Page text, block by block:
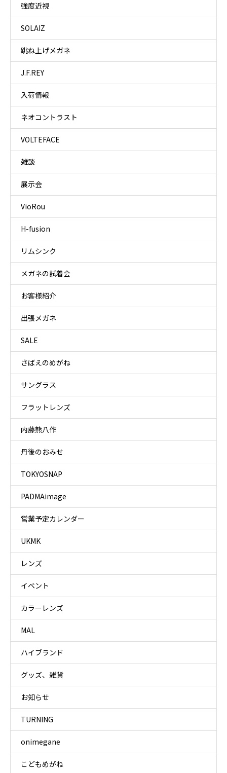
強度近視
SOLAIZ
跳ね上げメガネ
J.F.REY
入荷情報
ネオコントラスト
VOLTEFACE
雑談
展示会
VioRou
H-fusion
リムシンク
メガネの試着会
お客様紹介
出張メガネ
SALE
さばえのめがね
サングラス
フラットレンズ
内藤熊八作
丹後のおみせ
TOKYOSNAP
PADMAimage
営業予定カレンダー
UKMK
レンズ
イベント
カラーレンズ
MAL
ハイブランド
グッズ、雑貨
お知らせ
TURNING
onimegane
こどもめがね